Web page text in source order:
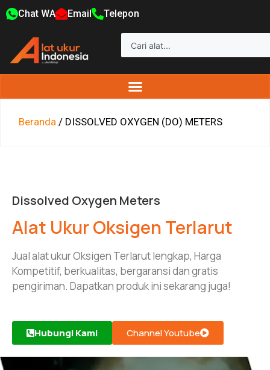
Chat WA Email Telepon
Beranda / DISSOLVED OXYGEN (DO) METERS
Dissolved Oxygen Meters
Alat Ukur Oksigen Terlarut
Jual alat ukur Oksigen Terlarut lengkap, Harga
Kompetitif, berkualitas, bergaransi dan gratis
pengiriman. Dapatkan produk ini sekarang juga!
Hubungi Kami Channel Youtube